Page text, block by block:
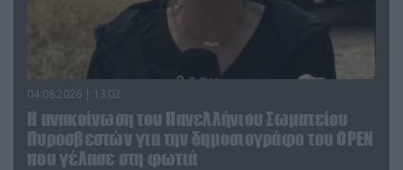
04.08.2026 | 13:02
Η ανακοίνωση του Πανελλήνιου Σωματείου
Πυροσβεστών για την δημοσιογράφο του OPEN
που γέλασε στη φωτιά